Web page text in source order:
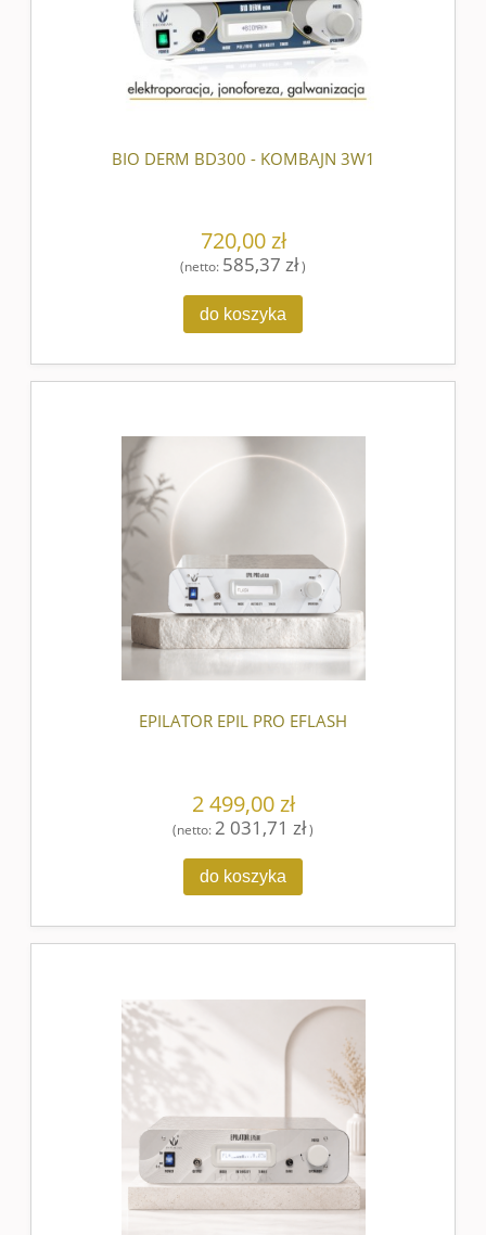
BIO DERM BD300 - KOMBAJN 3W1
720,00 zł
(netto: 585,37 zł)
do koszyka
EPILATOR EPIL PRO EFLASH
2 499,00 zł
(netto:2 031,71 zł)
do koszyka